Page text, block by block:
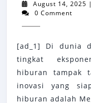
August 14, 2025 |
0 Comment
[ad_1] Di dunia
tingkat
hiburan tampak
inovasi yang
hiburan adalah